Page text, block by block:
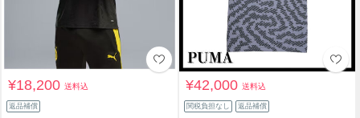
¥18,200送料込
返品補償
¥42,000送料込
関税負担なし 返品補償